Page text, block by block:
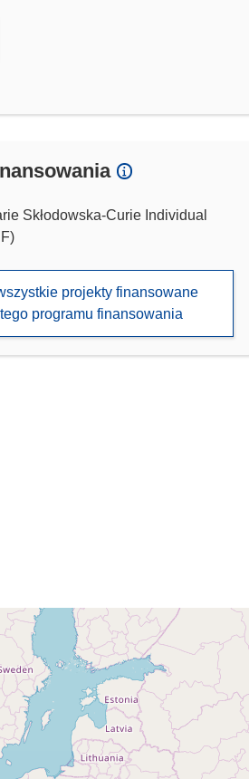
Skłodowska-Curie Individual
projekty finansowane
programu finansowania